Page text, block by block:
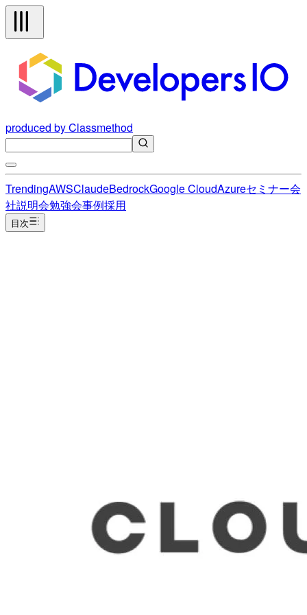
produced by Classmethod
TrendingAWSClaudeBedrockGoogle CloudAzureセミナー会
社説明会勉強会事例採用
目次